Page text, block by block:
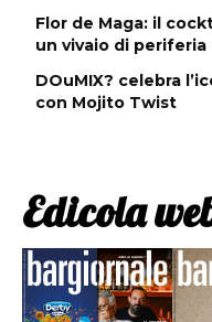
Flor de Maga: il
un vivaio di periferia
DOuMIX? celebra
con Mojito Twist
Edicola